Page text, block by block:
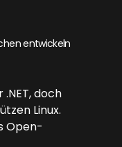
entwickeln
doch
Linux.
Open-